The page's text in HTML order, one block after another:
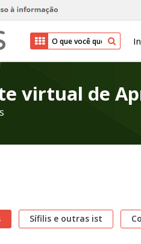
virtual de
Sífilis e outras ist